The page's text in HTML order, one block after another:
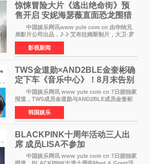
惊悚冒险大片《逃出绝命街》预
售开启 安妮海瑟薇直面恐龙围猎
中国娱乐网讯www yule com cn 由华纳兄
弟影片公司出品，J·J·艾布拉姆斯制片，大卫·罗
伯特·米切尔执导，好莱坞巨星安妮·海瑟薇和伊万
·麦克格雷格领衔主演的2026暑期惊悚冒险大片
《逃出绝
影视新闻
TWS金道勋×AND2BLE金奎彬确
定下车《音乐中心》！8月末告别
MC席位
中国娱乐网讯 www yule com cn 7日据独家
报道，TWS成员金道勋与AND2BLE成员金奎彬
将于8月离开《音乐中心》MC的位置。 金道
勋与金奎彬于去年3月与H2H A-NA一起被选为
《音乐中心》MC，约1
韩国娱乐
BLACKPINK十周年活动三人出
席 成员LISA不参加
中国娱乐网讯 www yule com cn 7日据独家